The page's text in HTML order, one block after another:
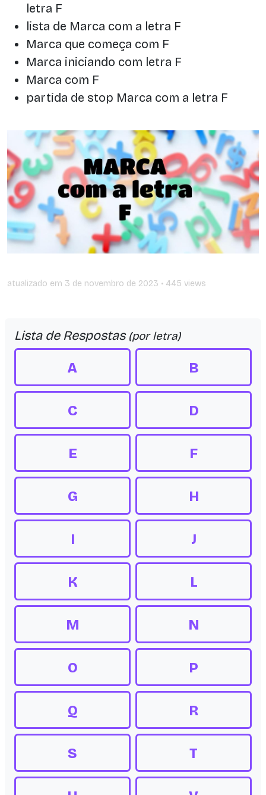
letra F
lista de Marca com a letra F
Marca que começa com F
Marca iniciando com letra F
Marca com F
partida de stop Marca com a letra F
atualizado em 3 de novembro de 2023 • 445 views
Lista de Respostas (por letra)
A B
C D
E F
G H
I J
K L
M N
O P
Q R
S T